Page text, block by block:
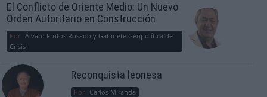
El Conflicto de Oriente Medio: Un Nuevo
Orden Autoritario en Construcción
Por Álvaro Frutos Rosado y Gabinete Geopolítica de
Crisis
Reconquista leonesa
Por Carlos Miranda